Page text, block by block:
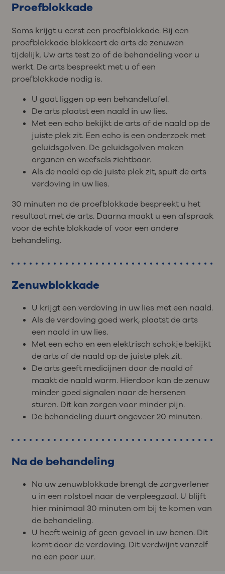
Proefblokkade
Soms krijgt u eerst een proefblokkade. Bij een
proefblokkade blokkeert de arts de zenuwen
tijdelijk. Uw arts test zo of de behandeling voor u
werkt. De arts bespreekt met u of een
proefblokkade nodig is.
U gaat liggen op een behandeltafel.
De arts plaatst een naald in uw lies.
Met een echo bekijkt de arts of de naald op de
juiste plek zit. Een echo is een onderzoek met
geluidsgolven. De geluidsgolven maken
organen en weefsels zichtbaar.
Als de naald op de juiste plek zit, spuit de arts
verdoving in uw lies.
30 minuten na de proefblokkade bespreekt u het
resultaat met de arts. Daarna maakt u een afspraak
voor de echte blokkade of voor een andere
behandeling.
Zenuwblokkade
U krijgt een verdoving in uw lies met een naald.
Als de verdoving goed werk, plaatst de arts
een naald in uw lies.
Met een echo en een elektrisch schokje bekijkt
de arts of de naald op de juiste plek zit.
De arts geeft medicijnen door de naald of
maakt de naald warm. Hierdoor kan de zenuw
minder goed signalen naar de hersenen
sturen. Dit kan zorgen voor minder pijn.
De behandeling duurt ongeveer 20 minuten.
Na de behandeling
Na uw zenuwblokkade brengt de zorgverlener
u in een rolstoel naar de verpleegzaal. U blijft
hier minimaal 30 minuten om bij te komen van
de behandeling.
U heeft weinig of geen gevoel in uw benen. Dit
komt door de verdoving. Dit verdwijnt vanzelf
na een paar uur.